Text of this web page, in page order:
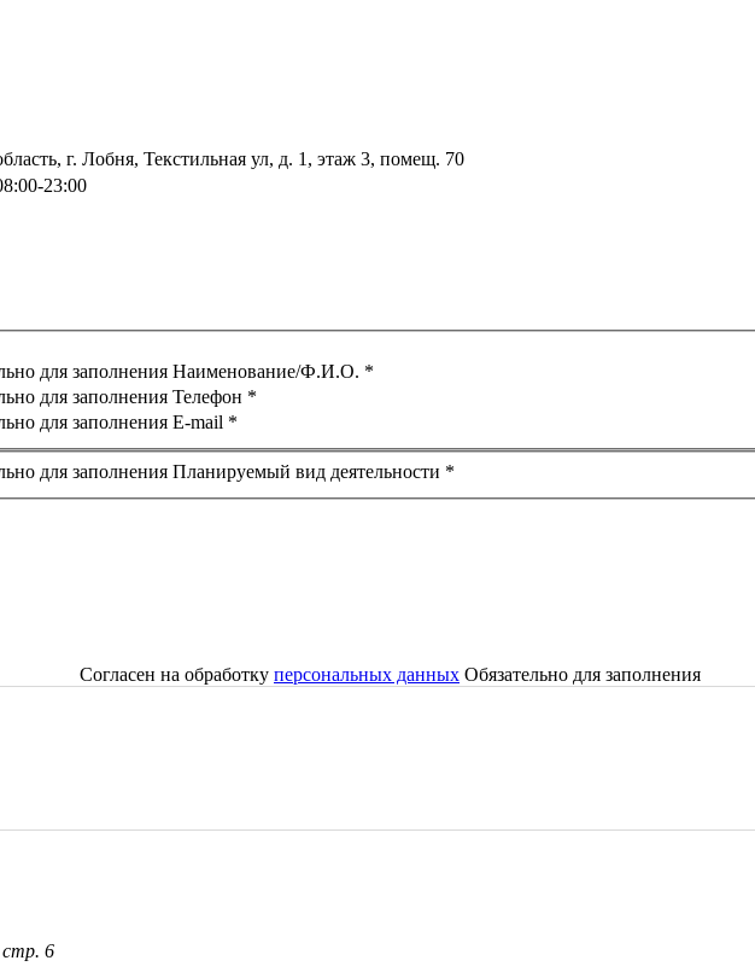
г. Лобня, Текстильная ул, д. 1, этаж 3, помещ. 70
23:00
для заполнения Наименование/Ф.И.О. *
для заполнения Телефон *
для заполнения E-mail *
для заполнения Планируемый вид деятельности *
Согласен на обработку персональных данных Обязательно для заполнения
стр. 6